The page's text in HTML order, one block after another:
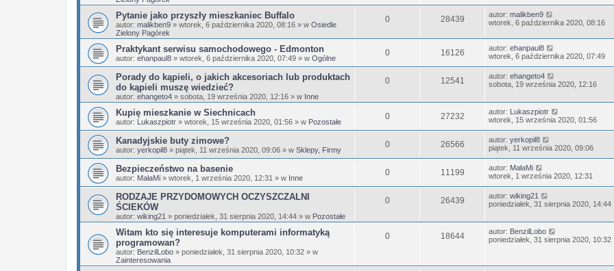
Pytanie jako przyszły mieszkaniec Buffalo
autor: malikben9 » wtorek, 6 października 2020, 08:16 » w Osiedle
Zielony Pagórek
0 28439 autor: malikben9
wtorek, 6 października 2020, 08:16
Praktykant serwisu samochodowego - Edmonton
autor: ehanpaul8 » wtorek, 6 października 2020, 07:49 » w Ogólne
0 16126 autor: ehanpaul8
wtorek, 6 października 2020, 07:49
Porady do kąpieli, o jakich akcesoriach lub produktach
do kąpieli muszę wiedzieć?
autor: ehangeto4 » sobota, 19 września 2020, 12:16 » w Inne
0 12541 autor: ehangeto4
sobota, 19 września 2020, 12:16
Kupię mieszkanie w Siechnicach
autor: Lukaszpiotr » wtorek, 15 września 2020, 01:56 » w Pozostałe
0 27232 autor: Lukaszpiotr
wtorek, 15 września 2020, 01:56
Kanadyjskie buty zimowe?
autor: yerkopil8 » piątek, 11 września 2020, 09:06 » w Sklepy, Firmy
0 26566 autor: yerkopil8
piątek, 11 września 2020, 09:06
Bezpieczeństwo na basenie
autor: MałaMi » wtorek, 1 września 2020, 12:31 » w Inne
0 11199 autor: MałaMi
wtorek, 1 września 2020, 12:31
RODZAJE PRZYDOMOWYCH OCZYSZCZALNI
ŚCIEKÓW
autor: wiking21 » poniedziałek, 31 sierpnia 2020, 14:44 » w Pozostałe
0 26439 autor: wiking21
poniedziałek, 31 sierpnia 2020, 14:44
Witam kto się interesuje komputerami informatyką
programowan?
autor: BenzilLobo » poniedziałek, 31 sierpnia 2020, 10:32 » w
Zainteresowania
0 18644 autor: BenzilLobo
poniedziałek, 31 sierpnia 2020, 10:32